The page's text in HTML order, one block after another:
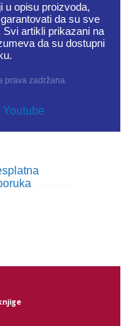
u opisu proizvoda,
da su sve
artikli prikazani na
da su dostupni
prava zadržana.
Youtube